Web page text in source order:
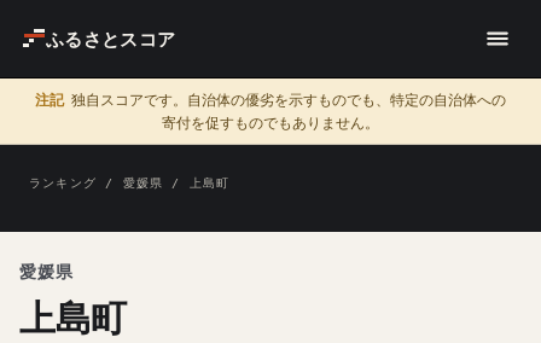
ふるさとスコア
注記 独自スコアです。自治体の優劣を示すものでも、特定の自治体への
寄付を促すものでもありません。
ランキング / 愛媛県 / 上島町
愛媛県
上島町